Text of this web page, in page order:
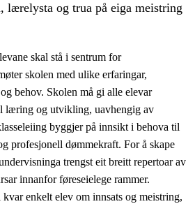
i skolen
læringsmiljø
lærelysta og trua på eiga meistring
skal stå i sentrum for
skolen med ulike erfaringar,
behov. Skolen må gi alle elevar
læring og utvikling, uavhengig av
byggjer på innsikt i behova til
profesjonell dømmekraft. For å skape
trengst eit breitt repertoar av
innanfor føreseielege rammer.
enkelt elev om innsats og meistring,